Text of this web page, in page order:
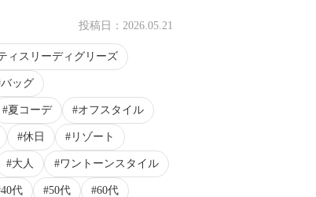
投稿日： 2026.05.21
ィスリーディグリーズ
バッグ
夏コーデ オフスタイル
休日 リゾート
大人 ワントーンスタイル
40代 50代 60代